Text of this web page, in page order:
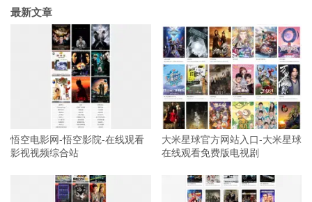
最新文章
悟空电影网-悟空影院-在线观看
影视视频综合站
大米星球官方网站入口-大米星球
在线观看免费版电视剧